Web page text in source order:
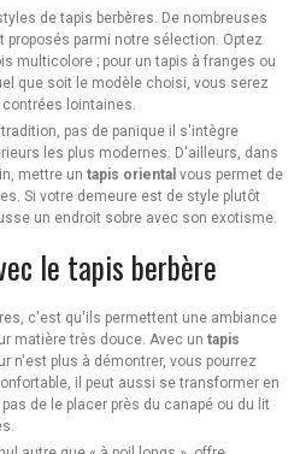
de tapis berbères. De nombreuses
parmi notre sélection. Optez
multicolore ; pour un tapis à franges ou
que soit le modèle choisi, vous serez
lointaines.
pas de panique il s'intègre
les plus modernes. D'ailleurs, dans
mettre un tapis oriental vous permet de
Si votre demeure est de style plutôt
un endroit sobre avec son exotisme.
le tapis berbère
c'est qu'ils permettent une ambiance
matière très douce. Avec un tapis
n'est plus à démontrer, vous pourrez
il peut aussi se transformer en
de le placer près du canapé ou du lit